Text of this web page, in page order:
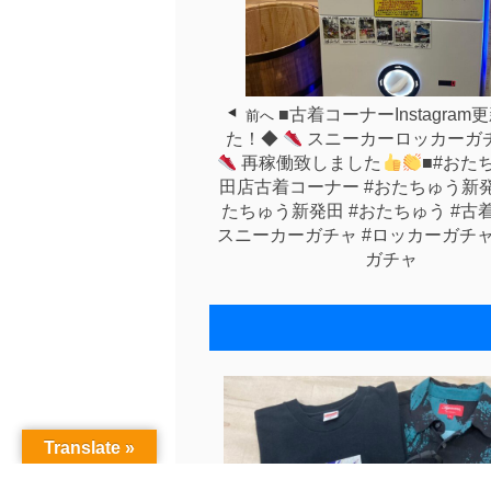
前へ ■古着コーナーInstagram
た！◆
スニーカーロッカーガ
再稼働致しました
■#おた
田店古着コーナー #おたちゅう新
たちゅう新発田 #おたちゅう #古
スニーカーガチャ #ロッカーガチ
ガチャ
Translate »